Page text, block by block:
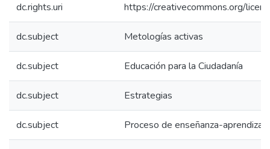
dc.rights.uri https://creativecommons.org/
dc.subject Metologías activas
dc.subject Educación para la Ciudadanía
dc.subject Estrategias
dc.subject Proceso de enseñanza-aprendizaje